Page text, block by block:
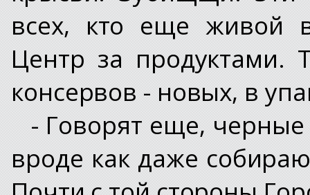
всех, кто еще живой
Центр за продуктами.
консервов - новых, в
- Говорят еще, черные
вроде как даже